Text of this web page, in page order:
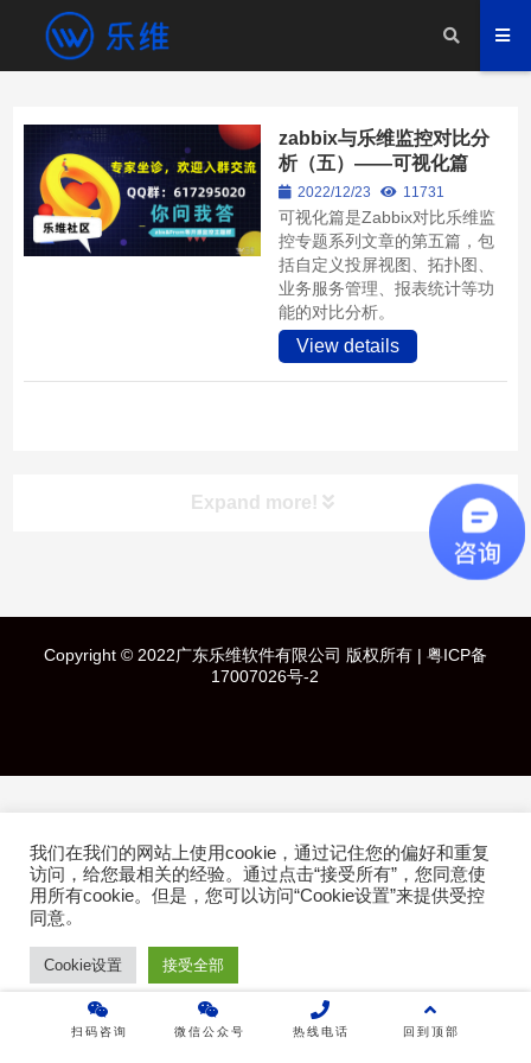
zabbix与乐维监控对比分
析（五）——可视化篇
2022/12/23 11731
可视化篇是Zabbix对比乐维监
控专题系列文章的第五篇，包
括自定义投屏视图、拓扑图、
业务服务管理、报表统计等功
能的对比分析。
View details
Expand more!
行业方案
技术白皮书
关于乐维
乐维社区
Copyright © 2022广东乐维软件有限公司 版权所有 | 粤ICP备
17007026号-2
扫码咨询 微信公众号 热线电话 回到顶部
我们在我们的网站上使用cookie，通过记住您的偏好和重复
访问，给您最相关的经验。通过点击“接受所有”，您同意使
用所有cookie。但是，您可以访问“Cookie设置”来提供受控
同意。
Cookie设置 接受全部